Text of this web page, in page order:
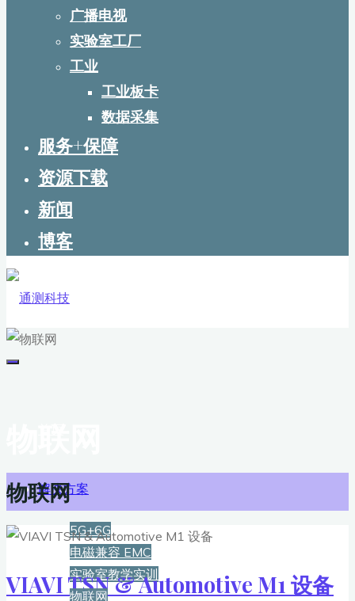
广播电视
实验室工厂
工业
工业板卡
数据采集
服务+保障
资源下载
新闻
博客
解决方案
5G+6G
电磁兼容 EMC
实验室教学实训
物联网
物联网
VIAVI TSN & Automotive M1 设备